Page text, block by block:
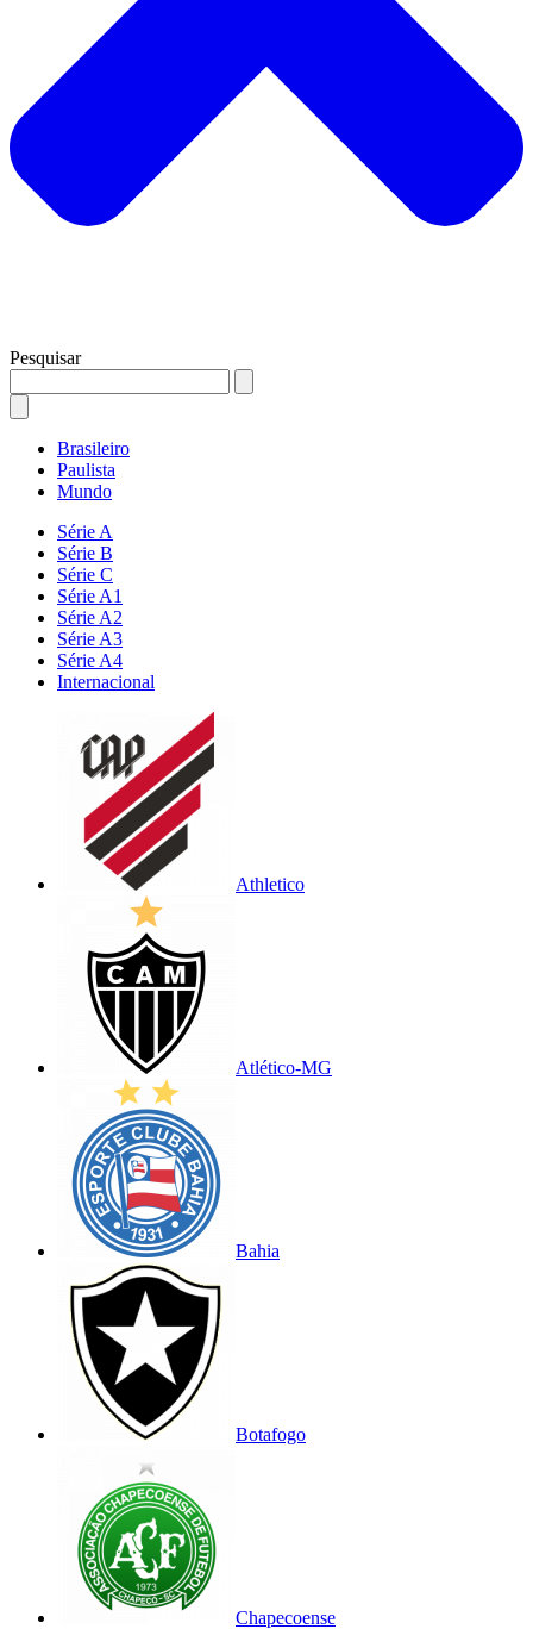
Pesquisar
Brasileiro
Paulista
Mundo
Série A
Série B
Série C
Série A1
Série A2
Série A3
Série A4
Internacional
Athletico
Atlético-MG
Bahia
Botafogo
Chapecoense